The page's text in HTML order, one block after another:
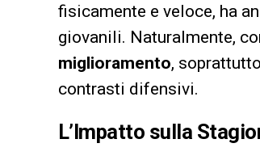
fisicamente e veloce, ha
giovanili. Naturalmente,
miglioramento,
contrasti difensivi.
L’Impatto sulla